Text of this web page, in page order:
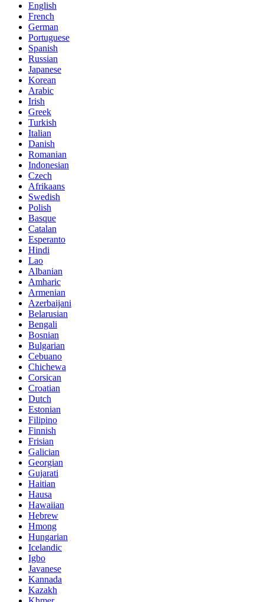
English
French
German
Portuguese
Spanish
Russian
Japanese
Korean
Arabic
Irish
Greek
Turkish
Italian
Danish
Romanian
Indonesian
Czech
Afrikaans
Swedish
Polish
Basque
Catalan
Esperanto
Hindi
Lao
Albanian
Amharic
Armenian
Azerbaijani
Belarusian
Bengali
Bosnian
Bulgarian
Cebuano
Chichewa
Corsican
Croatian
Dutch
Estonian
Filipino
Finnish
Frisian
Galician
Georgian
Gujarati
Haitian
Hausa
Hawaiian
Hebrew
Hmong
Hungarian
Icelandic
Igbo
Javanese
Kannada
Kazakh